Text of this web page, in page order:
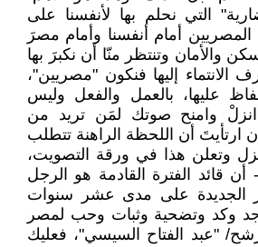
التي نحلم بها لأنفسنا على
أمام أنفسنا وأمام مصرَ
والأمان وتنتظر منّا أن نكبرَ بها
إليها فنكون "مصريين"،
عليها، بالعمل والفعل وليس
انزلْ وامنح صوتك لمَن تريد من
ارتأيتَ أن اللحظة الراهنة تتطلب
وتعلن هذا في ورقة التصويت،
قائد الفترة القادمة هو الرجل
الجديدة على مدى عشر سنوات
وكد وتضحية وثبات وحب لمصر
"عبد الفتاح السيسي"، فعليك